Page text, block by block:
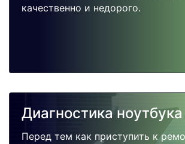
качественно и недорого.
Диагностика ноутбука
Перед тем как приступить к